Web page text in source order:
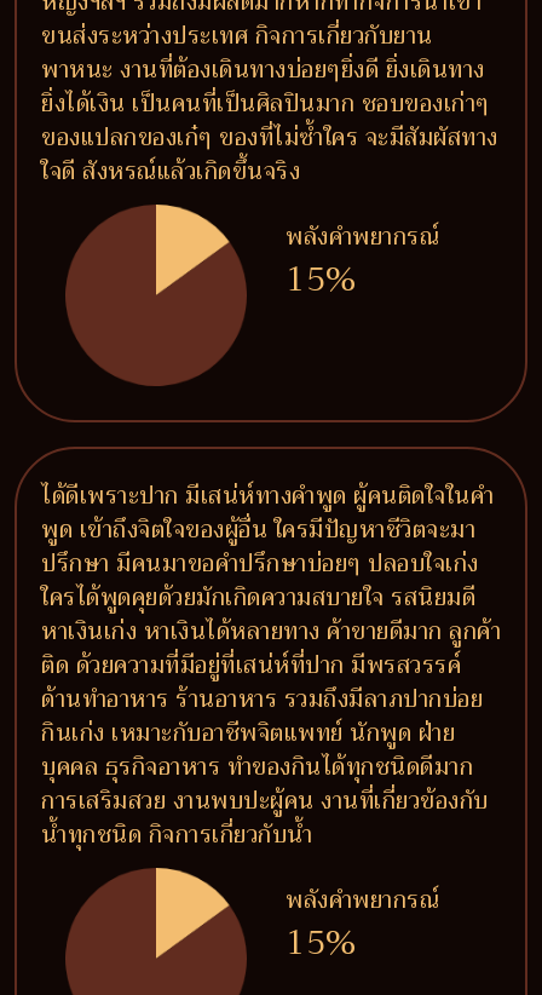
ขนส่งระหว่างประเทศ กิจการเกี่ยวกับยาน
พาหนะ งานที่ต้องเดินทางบ่อยๆยิ่งดี ยิ่งเดินทาง
ยิ่งได้เงิน เป็นคนที่เป็นศิลปินมาก ชอบของเก่าๆ
ของแปลกของเก๋ๆ ของที่ไม่ซ้ำใคร จะมีสัมผัสทาง
ใจดี สังหรณ์แล้วเกิดขึ้นจริง
พลังคำพยากรณ์
15%
ได้ดีเพราะปาก มีเสน่ห์ทางคำพูด ผู้คนติดใจในคำ
พูด เข้าถึงจิตใจของผู้อื่น ใครมีปัญหาชีวิตจะมา
ปรึกษา มีคนมาขอคำปรึกษาบ่อยๆ ปลอบใจเก่ง
ใครได้พูดคุยด้วยมักเกิดความสบายใจ รสนิยมดี
หาเงินเก่ง หาเงินได้หลายทาง ค้าขายดีมาก ลูกค้า
ติด ด้วยความที่มีอยู่ที่เสน่ห์ที่ปาก มีพรสวรรค์
ด้านทำอาหาร ร้านอาหาร รวมถึงมีลาภปากบ่อย
กินเก่ง เหมาะกับอาชีพจิตแพทย์ นักพูด ฝ่าย
บุคคล ธุรกิจอาหาร ทำของกินได้ทุกชนิดดีมาก
การเสริมสวย งานพบปะผู้คน งานที่เกี่ยวข้องกับ
น้ำทุกชนิด กิจการเกี่ยวกับน้ำ
พลังคำพยากรณ์
15%